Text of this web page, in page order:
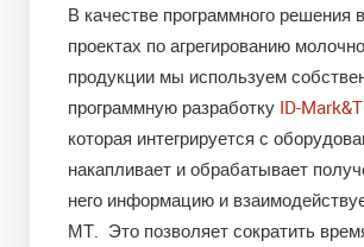
В качестве программного решения
проектах по агрегированию
продукции мы используем
программную разработку ID-
которая интегрируется с
накапливает и обрабатывает
него информацию и
МТ. Это позволяет сократить